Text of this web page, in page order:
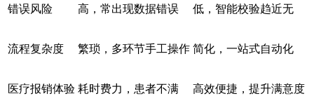
错误风险 高，常出现数据错误 低，智能校验趋近无
流程复杂度 繁琐，多环节手工操作 简化，一站式自动化
医疗报销体验 耗时费力，患者不满 高效便捷，提升满意度